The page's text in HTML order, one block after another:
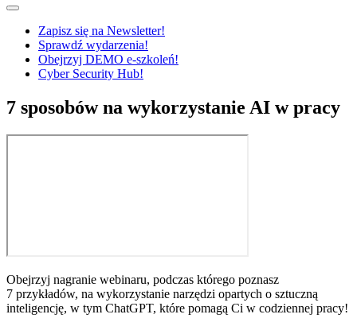
Zapisz się na Newsletter!
Sprawdź wydarzenia!
Obejrzyj DEMO e-szkoleń!
Cyber Security Hub!
7 sposobów na wykorzystanie AI w pracy
Obejrzyj nagranie webinaru, podczas którego poznasz
7 przykładów, na wykorzystanie narzędzi opartych o sztuczną
inteligencję, w tym ChatGPT, które pomagą Ci w codziennej pracy!